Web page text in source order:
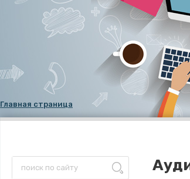
Главная страница